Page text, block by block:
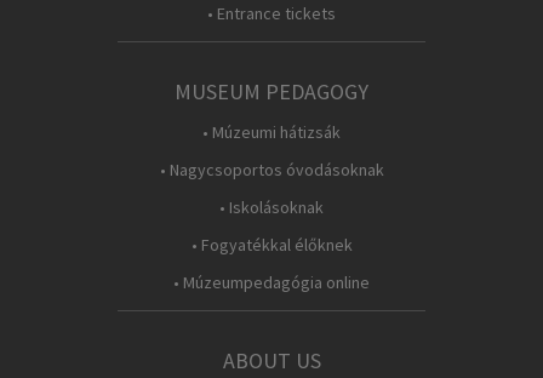
• Entrance tickets
MUSEUM PEDAGOGY
• Múzeumi hátizsák
• Nagycsoportos óvodásoknak
• Iskolásoknak
• Fogyatékkal élőknek
• Múzeumpedagógia online
ABOUT US